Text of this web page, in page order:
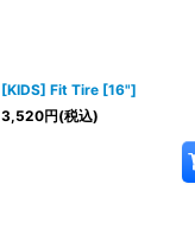
[KIDS] Fit Tire [16"]
3,520円(税込)